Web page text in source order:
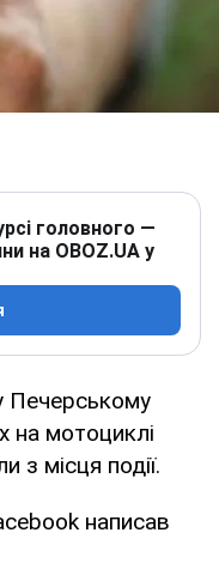
головного —
на OBOZ.UA у
Печерському
на мотоциклі
з місця події.
написав